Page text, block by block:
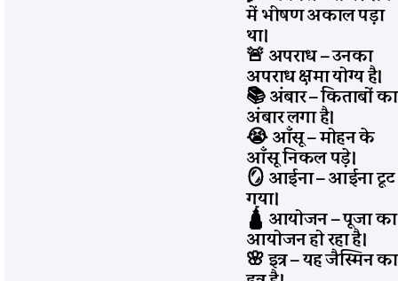
में भीषण अकाल पड़ा
था।
🚨 अपराध – उनका
अपराध क्षमा योग्य है।
📚 अंबार – किताबों का
अंबार लगा है।
😭 आँसू – मोहन के
आँसू निकल पड़े।
🪞 आईना – आईना टूट
गया।
🛕 आयोजन – पूजा का
आयोजन हो रहा है।
🌸 इत्र – यह जैस्मिन का